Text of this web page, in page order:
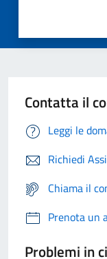
Contatta il
Leggi le
Richiedi
Chiama il
Prenota un
Problemi in